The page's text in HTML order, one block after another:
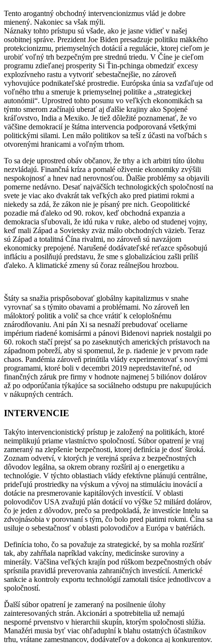
Tento arogantný obchodný intervencionizmus vlád je dobre
mienený. Nakoniec sa však mýli.
Náznaky tohto prístupu sú všade, ako je jasne vidieť v našej
osobitnej správe. Prezident Joe Biden presadzuje politiku mäkkého
protekcionizmu, priemyselných dotácií a regulácie, ktorej cieľom je
urobiť voľný trh bezpečným pre strednú triedu. V Číne je cieľom
programu zdieľanej prosperity Si Ťin-pchinga obmedziť excesy
explozívneho rastu a vytvoriť sebestačnejšie, no zároveň
vyhovujúce podnikateľské prostredie. Európska únia sa vzďaľuje od
voľného trhu a smeruje k priemyselnej politike a „strategickej
autonómii“. Uprostred tohto posunu vo veľkých ekonomikách sa
týmto smerom začínajú uberať aj ďalšie krajiny ako Spojené
kráľovstvo, India a Mexiko. Je tiež dôležité poznamenať, že vo
väčšine demokracií je štátna intervencia podporovaná všetkými
politickými silami. Len málo politikov sa teší z účasti na voľbách s
otvorenými hranicami a voľným trhom.
To sa deje uprostred obáv občanov, že trhy a ich arbitri túto úlohu
nezvládajú. Finančná kríza a pomalé oživenie ekonomiky zvýšili
nespokojnosť a hnev nad nerovnosťou. Ďalšie problémy sa objavili
pomerne nedávno. Desať najväčších technologických spoločností na
svete je viac ako dvakrát tak veľkých ako pred piatimi rokmi a
niekedy sa zdá, že zákon nie je písaný pre nich. Geopolitické
pozadie má ďaleko od 90. rokov, keď obchodná expanzia a
demokracia sľubovali, že idú ruka v ruke, alebo od studenej vojny,
keď mali Západ a Sovietsky zväz málo obchodných väzieb. Teraz
sú Západ a totalitná Čína rivalmi, no zároveň sú navzájom
ekonomicky prepojené. Narušené dodávateľské reťazce spôsobujú
infláciu a posilňujú predstavu, že sme s globalizáciou zašli príliš
ďaleko. A klimatické zmeny sú čoraz reálnejšou hrozbou.
Štáty sa snažia prispôsobovať globálny kapitalizmus v snahe
vyrovnať sa s týmito obavami a problémami. No zároveň len
máloktorý politik a volič sa chce vrátiť k celoplošnému
znárodňovaniu. Ani pán Xi sa nesnaží prebudovať oceliarne
impérium riadené komisármi a pánovi Bidenovi napriek nostalgii po
60. rokoch stačí prejsť sa po zaseknutých amerických prístavoch na
západnom pobreží, aby si spomenul, že p. riadenie je v prvom rade
chaos. Pandémia zároveň prinútila vlády experimentovať s novými
programami, ktoré boli v decembri 2019 nepredstaviteľné, od
finančných záruk pre firmy v hodnote najmenej 5 biliónov dolárov
až po odporúčania týkajúce sa sociálneho odstupu pre nakupujúcich
v nákupných centrách.
INTERVENCIE
Takýto intervencionistický prístup je založený na politikách, ktoré
neimplikujú priame vlastníctvo spoločností. Súbor opatrení je vraj
zameraný na zlepšenie bezpečnosti, ktorej definícia je dosť široká.
Zoznam odvetví, v ktorých je verejná správa z bezpečnostných
dôvodov legálna, sa okrem obrany rozšíril aj o energetiku a
technológie. V týchto oblastiach vlády efektívne plánujú centrálne,
prideľujú prostriedky na výskum a vývoj na stimuláciu inovácií a
dotácie na presmerovanie kapitálových investícií. V oblasti
polovodičov USA zvažujú plán dotácií vo výške 52 miliárd dolárov,
čo je jeden z dôvodov, prečo sa predpokladá, že investície Intelu sa
zdvojnásobia v porovnaní s tým, čo bolo pred piatimi rokmi. Čína sa
usiluje o sebestačnosť v oblasti polovodičov a Európa v batériách.
Definícia toho, čo sa považuje za strategické, by sa mohla rozšíriť
tak, aby zahŕňala napríklad vakcíny, medicínske suroviny a
minerály. Väčšina veľkých krajín pod rúškom bezpečnostných obáv
sprísnila pravidlá preverovania zahraničných investícií. Americké
sankcie a kontroly exportu technológií zamotali tisíce jednotlivcov a
spoločností.
Ďalší súbor opatrení je zameraný na posilnenie úlohy
zainteresovaných strán. Akcionári a spotrebitelia už nemajú
nesporné prvenstvo v hierarchii skupín, ktorým spoločnosti slúžia.
Manažéri musia byť viac ohľaduplní k blahu ostatných účastníkov
trhu, vrátane zamestnancov, dodávateľov a dokonca aj konkurentov.